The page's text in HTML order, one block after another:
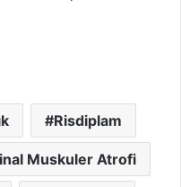
Risdiplam
Muskuler Atrofi